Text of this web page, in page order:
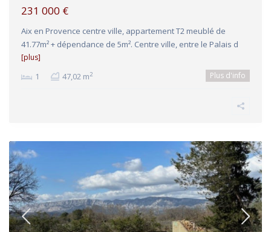
231 000 €
Aix en Provence centre ville, appartement T2 meublé de
41.77m² + dépendance de 5m². Centre ville, entre le Palais d
[plus]
1 47,02 m2 Plus d'info